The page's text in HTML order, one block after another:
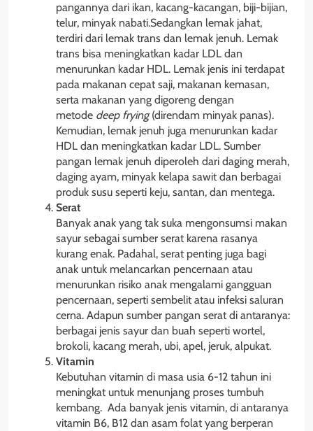
pangannya dari ikan, kacang-kacangan, biji-bijian,
telur, minyak nabati.Sedangkan lemak jahat,
terdiri dari lemak trans dan lemak jenuh. Lemak
trans bisa meningkatkan kadar LDL dan
menurunkan kadar HDL. Lemak jenis ini terdapat
pada makanan cepat saji, makanan kemasan,
serta makanan yang digoreng dengan
metode deep frying(direndam minyak panas).
Kemudian, lemak jenuh juga menurunkan kadar
HDL dan meningkatkan kadar LDL. Sumber
pangan lemak jenuh diperoleh dari daging merah,
daging ayam, minyak kelapa sawit dan berbagai
produk susu seperti keju, santan, dan mentega.
Serat
Banyak anak yang tak suka mengonsumsi makan
sayur sebagai sumber serat karena rasanya
kurang enak. Padahal, serat penting juga bagi
anak untuk melancarkan pencernaan atau
menurunkan risiko anak mengalami gangguan
pencernaan, seperti sembelit atau infeksi saluran
cerna. Adapun sumber pangan serat di antaranya:
berbagai jenis sayur dan buah seperti wortel,
brokoli, kacang merah, ubi, apel, jeruk, alpukat.
Vitamin
Kebutuhan vitamin di masa usia 6-12 tahun ini
meningkat untuk menunjang proses tumbuh
kembang. Ada banyak jenis vitamin, di antaranya
vitamin B6, B12 dan asam folat yang berperan